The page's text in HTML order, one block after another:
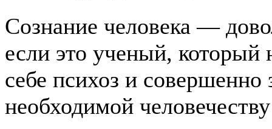
Сознание человека —
если это ученый, который
себе психоз и совершенно
необходимой